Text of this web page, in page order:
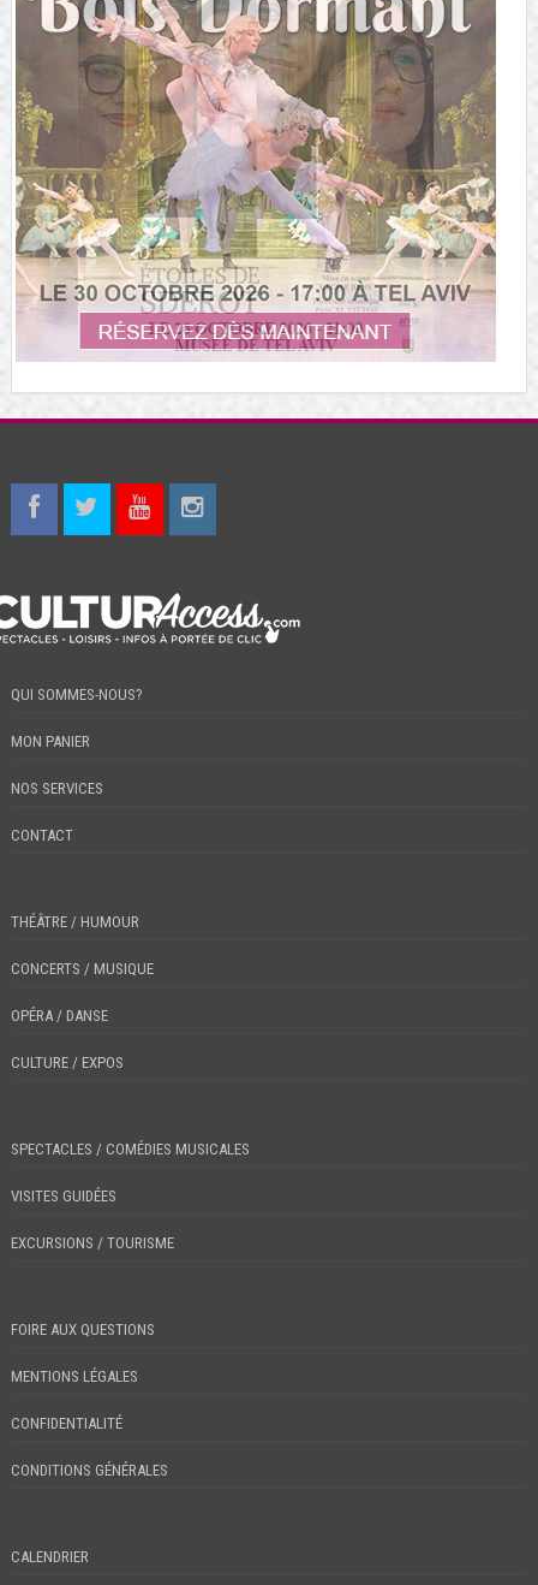
QUI SOMMES-NOUS?
MON PANIER
NOS SERVICES
CONTACT
THÉÂTRE / HUMOUR
CONCERTS / MUSIQUE
OPÉRA / DANSE
CULTURE / EXPOS
SPECTACLES / COMÉDIES MUSICALES
VISITES GUIDÉES
EXCURSIONS / TOURISME
FOIRE AUX QUESTIONS
MENTIONS LÉGALES
CONFIDENTIALITÉ
CONDITIONS GÉNÉRALES
CALENDRIER